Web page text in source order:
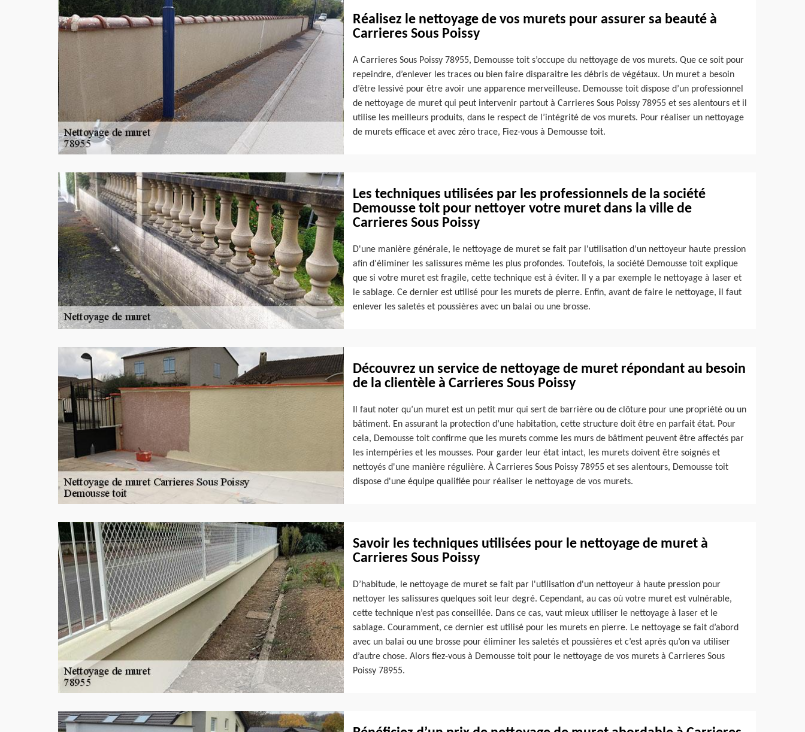
Réalisez le nettoyage de vos murets pour assurer sa beauté à
Carrieres Sous Poissy
A Carrieres Sous Poissy 78955, Demousse toit s’occupe du nettoyage de vos murets. Que ce soit pour
repeindre, d’enlever les traces ou bien faire disparaitre les débris de végétaux. Un muret a besoin
d’être lessivé pour être avoir une apparence merveilleuse. Demousse toit dispose d’un professionnel
de nettoyage de muret qui peut intervenir partout à Carrieres Sous Poissy 78955 et ses alentours et il
utilise les meilleurs produits, dans le respect de l’intégrité de vos murets. Pour réaliser un nettoyage
de murets efficace et avec zéro trace, Fiez-vous à Demousse toit.
Les techniques utilisées par les professionnels de la société
Demousse toit pour nettoyer votre muret dans la ville de
Carrieres Sous Poissy
D'une manière générale, le nettoyage de muret se fait par l'utilisation d'un nettoyeur haute pression
afin d'éliminer les salissures même les plus profondes. Toutefois, la société Demousse toit explique
que si votre muret est fragile, cette technique est à éviter. Il y a par exemple le nettoyage à laser et
le sablage. Ce dernier est utilisé pour les murets de pierre. Enfin, avant de faire le nettoyage, il faut
enlever les saletés et poussières avec un balai ou une brosse.
Découvrez un service de nettoyage de muret répondant au besoin
de la clientèle à Carrieres Sous Poissy
Il faut noter qu’un muret est un petit mur qui sert de barrière ou de clôture pour une propriété ou un
bâtiment. En assurant la protection d’une habitation, cette structure doit être en parfait état. Pour
cela, Demousse toit confirme que les murets comme les murs de bâtiment peuvent être affectés par
les intempéries et les mousses. Pour garder leur état intact, les murets doivent être soignés et
nettoyés d'une manière régulière. À Carrieres Sous Poissy 78955 et ses alentours, Demousse toit
dispose d'une équipe qualifiée pour réaliser le nettoyage de vos murets.
Savoir les techniques utilisées pour le nettoyage de muret à
Carrieres Sous Poissy
D’habitude, le nettoyage de muret se fait par l'utilisation d'un nettoyeur à haute pression pour
nettoyer les salissures quelques soit leur degré. Cependant, au cas où votre muret est vulnérable,
cette technique n’est pas conseillée. Dans ce cas, vaut mieux utiliser le nettoyage à laser et le
sablage. Couramment, ce dernier est utilisé pour les murets en pierre. Le nettoyage se fait d’abord
avec un balai ou une brosse pour éliminer les saletés et poussières et c’est après qu’on va utiliser
d’autre chose. Alors fiez-vous à Demousse toit pour le nettoyage de vos murets à Carrieres Sous
Poissy 78955.